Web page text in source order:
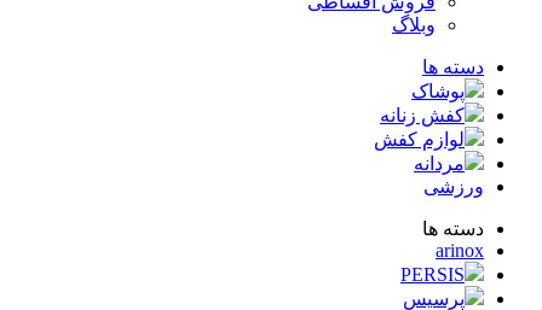
ها
پوشاک
کفش زنانه
لوازم کفش
مردانه
ها
PERSIS
پرسیس